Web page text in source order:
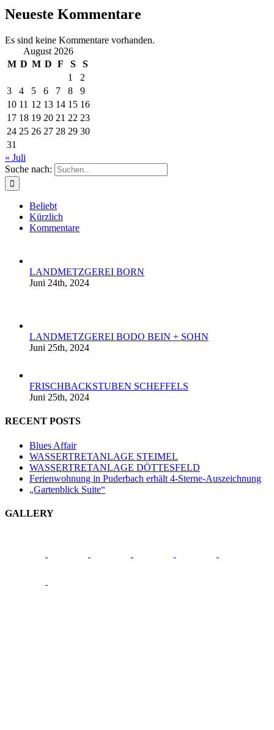
Neueste Kommentare
Es sind keine Kommentare vorhanden.
August 2026
M D M D F S
S
1
2
3
4 5 6 7 8
9
10 11 12 13 14 15 16
17 18 19 20 21 22 23
24 25 26 27 28 29 30
31
« Juli
Suche nach:
Beliebt
Kürzlich
Kommentare
LANDMETZGEREI BORN
Juni 24th, 2024
LANDMETZGEREI BODO BEIN + SOHN
Juni 25th, 2024
FRISCHBACKSTUBEN SCHEFFELS
Juni 25th, 2024
RECENT POSTS
Blues Affair
WASSERTRETANLAGE STEIMEL
WASSERTRETANLAGE DÖTTESFELD
Ferienwohnung in Puderbach erhält 4-Sterne-Auszeichnung
„Gartenblick Suite“
GALLERY